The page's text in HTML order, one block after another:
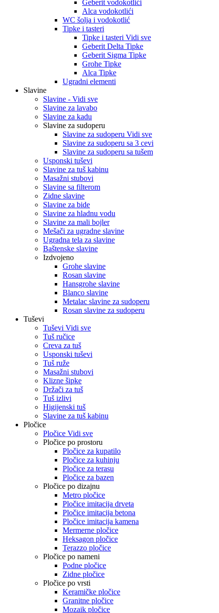
Geberit vodokotlići
Alca vodokotlići
WC šolja i vodokotlić
Tipke i tasteri
Tipke i tasteri Vidi sve
Geberit Delta Tipke
Geberit Sigma Tipke
Grohe Tipke
Alca Tipke
Ugradni elementi
Slavine
Slavine - Vidi sve
Slavine za lavabo
Slavine za kadu
Slavine za sudoperu
Slavine za sudoperu Vidi sve
Slavine za sudoperu sa 3 cevi
Slavine za sudoperu sa tušem
Usponski tuševi
Slavine za tuš kabinu
Masažni stubovi
Slavine sa filterom
Zidne slavine
Slavine za bide
Slavine za hladnu vodu
Slavine za mali bojler
Mešači za ugradne slavine
Ugradna tela za slavine
Baštenske slavine
Izdvojeno
Grohe slavine
Rosan slavine
Hansgrohe slavine
Blanco slavine
Metalac slavine za sudoperu
Rosan slavine za sudoperu
Tuševi
Tuševi Vidi sve
Tuš ručice
Creva za tuš
Usponski tuševi
Tuš ruže
Masažni stubovi
Klizne šipke
Držači za tuš
Tuš izlivi
Higijenski tuš
Slavine za tuš kabinu
Pločice
Pločice Vidi sve
Pločice po prostoru
Pločice za kupatilo
Pločice za kuhinju
Pločice za terasu
Pločice za bazen
Pločice po dizajnu
Metro pločice
Pločice imitacija drveta
Pločice imitacija betona
Pločice imitacija kamena
Mermerne pločice
Heksagon pločice
Terazzo pločice
Pločice po nameni
Podne pločice
Zidne pločice
Pločice po vrsti
Keramičke pločice
Granitne pločice
Mozaik pločice